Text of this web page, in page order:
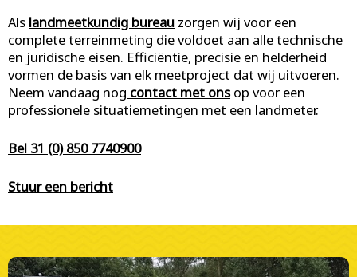
Als landmeetkundig bureau zorgen wij voor een
complete terreinmeting die voldoet aan alle technische
en juridische eisen. Efficiëntie, precisie en helderheid
vormen de basis van elk meetproject dat wij uitvoeren.
Neem vandaag nog contact met onsop voor een
professionele situatiemetingen met een landmeter.
Bel 31 (0) 850 7740900
Stuur een bericht